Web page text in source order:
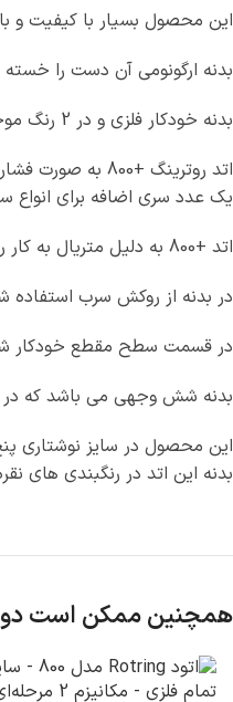
این محصول بسیار با کیفیت و
بدنه ارگونومی آن دست را
بدنه خودکار فلزی و در 2 رنگ موجود می باشد.
اتد روترینگ +800 به صورت فشاری بوده .
یک عدد سری اضافه برای انواع
اتد +800 به دلیل متریال به کار رفته بسیار مقاوم و با کیفیت می باشد
در بدنه از روکش سرب
در قسمت سطح مقطع خودکار
بدنه شش وجهی می باشد که در
این محصول در سایز نوشتاری
بدنه این اتد در رنگبندی های
همچنین ممکن است